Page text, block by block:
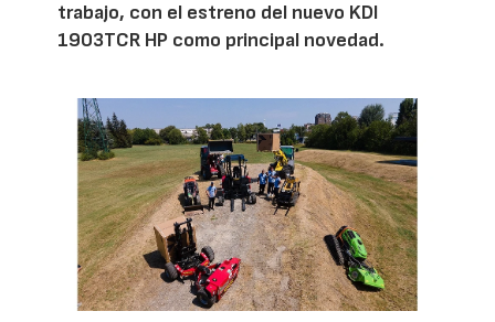
trabajo, con el estreno del nuevo KDI
1903TCR HP como principal novedad.